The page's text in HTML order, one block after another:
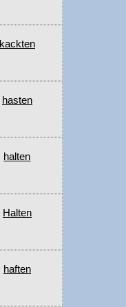
kackten
hasten
halten
Halten
haften